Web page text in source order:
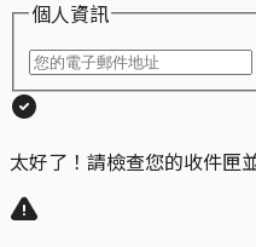
個人資訊
太好了！請檢查您的收件匣